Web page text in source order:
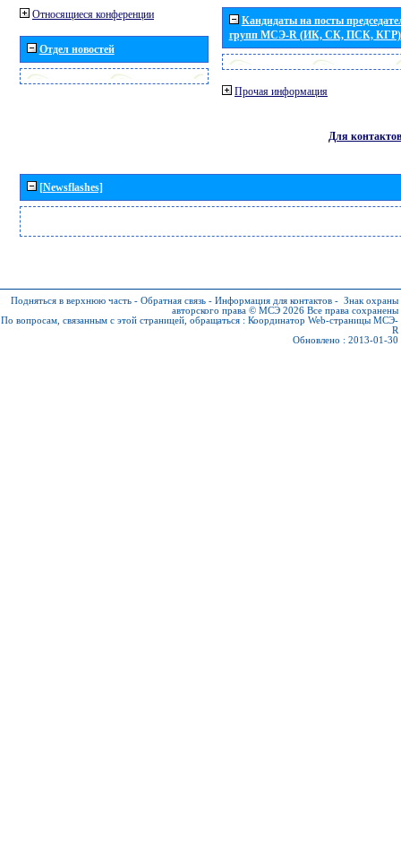
Относящиеся конференции
Отдел новостей
Кандидаты на посты
групп МСЭ-R (ИК, СК, ПСК, КГР)
Прочая информация
Для контактов
[Newsflashes]
Подняться в верхнюю часть - Обратная связь - Информация для контактов - Знак охраны
авторского права © МСЭ 2026 Все права сохранены
По вопросам, связанным с этой страницей, обращаться : Координатор Web-страницы МСЭ-
R
Обновлено : 2013-01-30